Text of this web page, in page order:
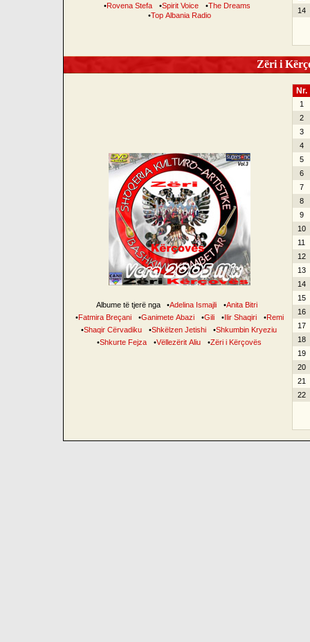
•Rovena Stefa •Spirit Voice •The Dreams
•Top Albania Radio
14
Zëri i
Albume të tjerë nga •Adelina Ismajli •Anita Bitri
•Fatmira Breçani •Ganimete Abazi •Gili •Ilir Shaqiri •Remi
•Shaqir Cërvadiku •Shkëlzen Jetishi •Shkumbin Kryeziu
•Shkurte Fejza •Vëllezërit Aliu •Zëri i Kërçovës
Nr.
1
2
3
4
5
6
7
8
9
10
11
12
13
14
15
16
17
18
19
20
21
22